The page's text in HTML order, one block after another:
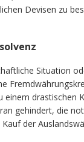
Devisen zu
Situation
drastischen
gehindert, die
der